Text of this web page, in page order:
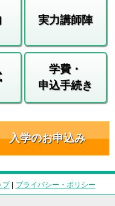
実力講師陣
学費・
申込手続き
入学のお申込み
プ| プライバシー・ポリシー